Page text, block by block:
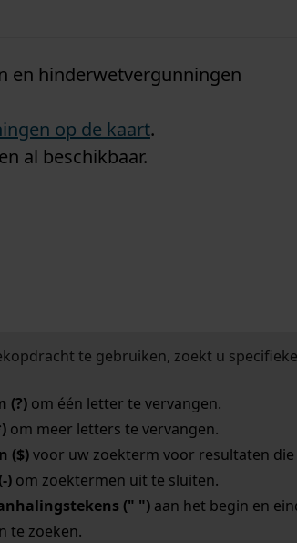
en hinderwetvergunningen
op de kaart.
al beschikbaar.
te gebruiken, zoekt u
(?)om één letter te vervangen.
om meer letters te vervangen.
($)voor uw zoekterm voor resultaten die
)om zoektermen uit te sluiten.
(" ")aan het begin en
te zoeken.